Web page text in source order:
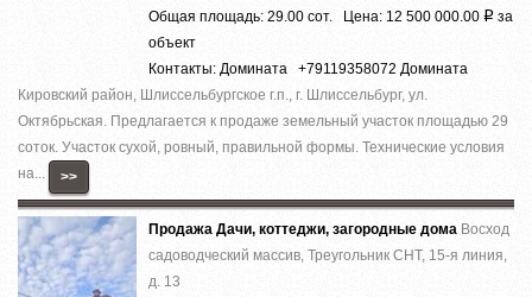
Общая площадь: 29.00 сот. Цена: 12 500 000.00 Р за
объект
Контакты: Домината +79119358072 Домината
Кировский район, Шлиссельбургское г.п., г. Шлиссельбург, ул.
Октябрьская. Предлагается к продаже земельный участок площадью 29
соток. Участок сухой, ровный, правильной формы. Технические условия
на...
>>
Продажа Дачи, коттеджи, загородные дома Восход
садоводческий массив, Треугольник СНТ, 15-я линия,
д. 13